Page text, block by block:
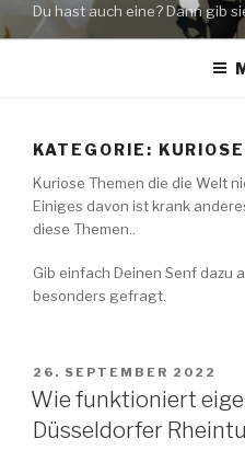
springenDu hast auch eine? Dann gib
KATEGORIE:
Kuriose Themen die die Welt
Einiges davon ist krank
diese Themen..
Gib einfach Deinen Senf dazu
besonders gefragt.
VERÖFFENTLICHT
AM
26. SEPTEMBER 2022
Wie funktioniert
Düsseldorfer